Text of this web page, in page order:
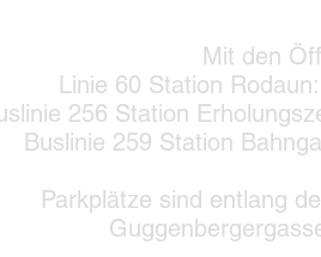
Mit den
Linie 60 Station
256 Station
Buslinie 259 Station
Parkplätze sind entlang